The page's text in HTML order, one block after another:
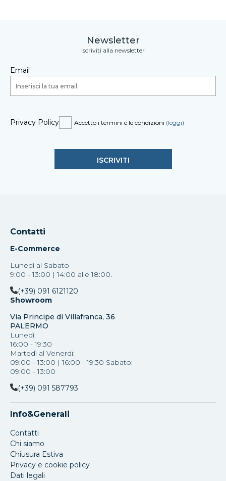
Newsletter
Iscriviti alla newsletter
Email
Privacy Policy Accetto i termini e le condizioni (leggi)
Contatti
E-Commerce
Lunedì al Sabato
9:00 - 13:00 | 14:00 alle 18:00.
(+39) 091 6121120
Showroom
Via Principe di Villafranca, 36
PALERMO
Lunedì:
16:00 - 19:30
Martedì al Venerdi:
09:00 - 13:00 | 16:00 - 19:30 Sabato:
09:00 - 13:00
(+39) 091 587793
Info&Generali
Contatti
Chi siamo
Chiusura Estiva
Privacy e cookie policy
Dati legali